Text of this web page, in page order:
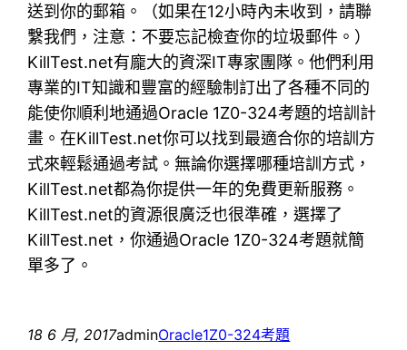
送到你的郵箱。（如果在12小時內未收到，請聯
繫我們，注意：不要忘記檢查你的垃圾郵件。）
KillTest.net有龐大的資深IT專家團隊。他們利用
專業的IT知識和豐富的經驗制訂出了各種不同的
能使你順利地通過Oracle 1Z0-324考題的培訓計
畫。在KillTest.net你可以找到最適合你的培訓方
式來輕鬆通過考試。無論你選擇哪種培訓方式，
KillTest.net都為你提供一年的免費更新服務。
KillTest.net的資源很廣泛也很準確，選擇了
KillTest.net，你通過Oracle 1Z0-324考題就簡
單多了。
18 6 月, 2017adminOracle1Z0-324考題